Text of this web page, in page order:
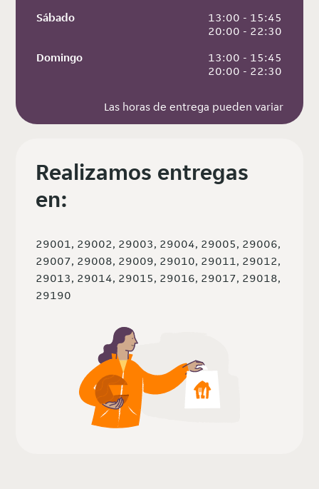
Sábado
13:00 - 15:45
20:00 - 22:30
Domingo
13:00 - 15:45
20:00 - 22:30
Las horas de entrega pueden variar
Realizamos entregas
en:
29001, 29002, 29003, 29004, 29005, 29006,
29007, 29008, 29009, 29010, 29011, 29012,
29013, 29014, 29015, 29016, 29017, 29018,
29190